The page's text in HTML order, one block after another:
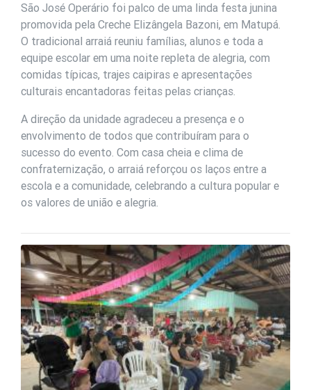
São José Operário foi palco de uma linda festa junina
promovida pela Creche Elizângela Bazoni, em Matupá.
O tradicional arraiá reuniu famílias, alunos e toda a
equipe escolar em uma noite repleta de alegria, com
comidas típicas, trajes caipiras e apresentações
culturais encantadoras feitas pelas crianças.
A direção da unidade agradeceu a presença e o
envolvimento de todos que contribuíram para o
sucesso do evento. Com casa cheia e clima de
confraternização, o arraiá reforçou os laços entre a
escola e a comunidade, celebrando a cultura popular e
os valores de união e alegria.